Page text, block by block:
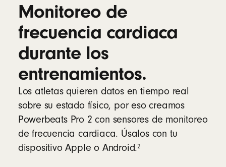
Monitoreo de
frecuencia cardiaca
durante los
entrenamientos.
Los atletas quieren datos en tiempo real
sobre su estado físico, por eso creamos
Powerbeats Pro 2 con sensores de monitoreo
de frecuencia cardiaca. Úsalos con tu
dispositivo Apple o Android.2